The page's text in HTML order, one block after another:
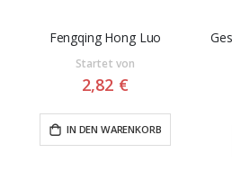
Fengqing Hong Luo
Startet von
2,82 €
IN DEN WARENKORB